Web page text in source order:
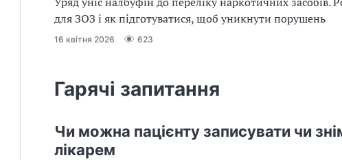
для ЗОЗ і як підготуватися, щоб уникнути порушень
16 квітня 2026 623
Гарячі запитання
Чи можна пацієнту записувати чи
лікарем